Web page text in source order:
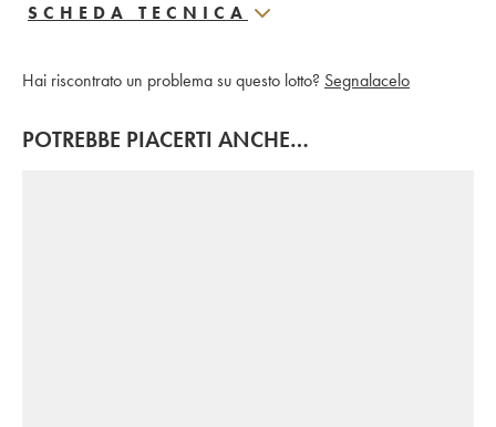
SCHEDA TECNICA
Hai riscontrato un problema su questo lotto? Segnalacelo
POTREBBE PIACERTI ANCHE…